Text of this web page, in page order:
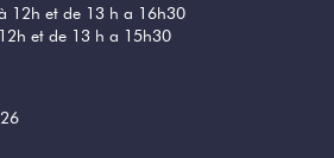
12h et de 13 h a 16h30
et de 13 h a 15h30